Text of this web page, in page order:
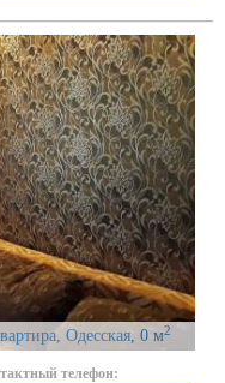
Одесская, 0 м2
телефон: